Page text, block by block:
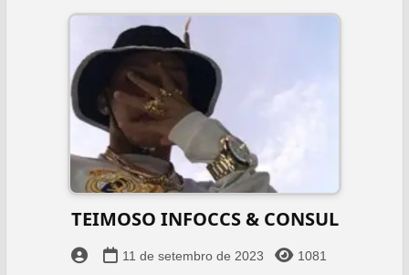
TEIMOSO INFOCCS & CONSUL
11 de setembro de 2023
1081